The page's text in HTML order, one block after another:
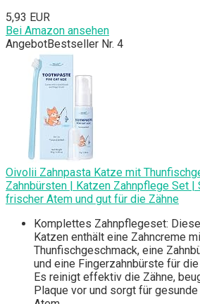
5,93 EUR
Bei Amazon ansehen
AngebotBestseller Nr. 4
Oivolii Zahnpasta Katze mit
Zahnbürsten | Katzen Zahnpflege Set |
frischer Atem und gut für die Zähne
Komplettes Zahnpflegeset:
Katzen enthält eine Zahncreme
Thunfischgeschmack, eine
und eine Fingerzahnbürste für
Es reinigt effektiv die Zähne,
Plaque vor und sorgt für